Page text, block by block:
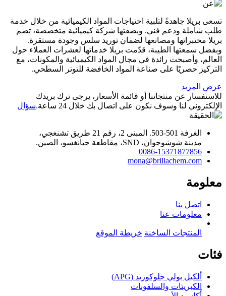
تسعى بريلا جاهدةً لتلبية احتياجات المواد الكيميائية من خلال خدمة
طلب شاملة ودعم فني. وبصفتها شركة كيميائية متخصصة، تضم
بريلا مختبراتها ومصانعها لضمان توريد سلس وجودة مستقرة.
وبفضل سمعتها الطيبة، قدّمت بريلا خدماتها لعشرات العملاء حول
العالم، وأصبحت رائدة في مجال المواد الكيميائية والمكونات، مع
التركيز حصريًا على صناعة المواد الخافضة للتوتر السطحي.
عرض المزيد
للاستفسار عن منتجاتنا أو قائمة الأسعار، يرجى ترك بريدك
الإلكتروني لنا وسوف نكون على اتصال بك خلال 24 ساعة.
سؤال
الغرفة 501-503. المبنى 2، رقم 21 طريق تشنغجي،
مدينة شوشوجوان، SND، مقاطعة جيانغسو، الصين.
0086-15371877856
mona@brillachem.com
معلومة
اتصل بنا
معلومات عنا
المنتجات الساخنة خريطة الموقع
فئات
ألكيل بولي جلوكوزيد (APG)
الكبريتات والسلفونات